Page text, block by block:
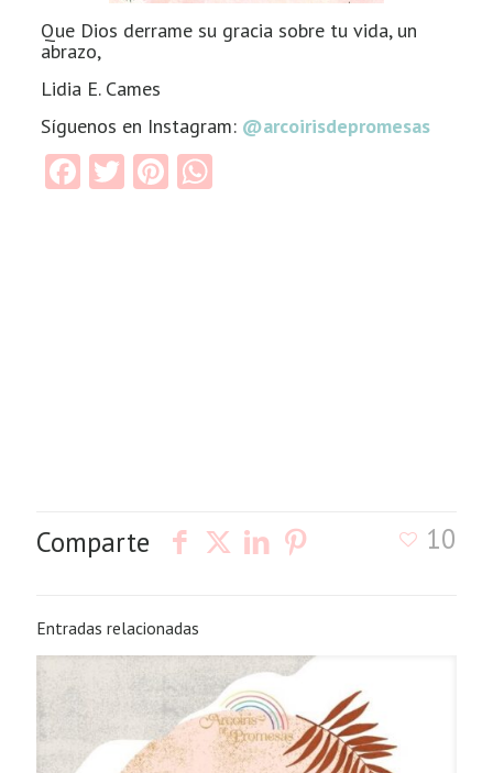
Que Dios derrame su gracia sobre tu vida, un
abrazo,
Lidia E. Cames
Síguenos en Instagram: @arcoirisdepromesas
Facebook
TwitterPinterest
WhatsApp
Comparte 10
Entradas relacionadas